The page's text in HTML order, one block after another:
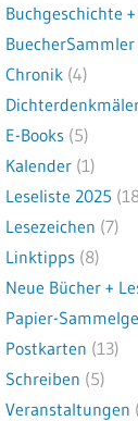
Buchgeschichte
Chronik (4)
E-Books (5)
Kalender (1)
Leseliste 2025
Lesezeichen (7)
Linktipps (8)
Neue Bücher +
Papier-
Postkarten (13)
Schreiben (5)
Veranstaltungen